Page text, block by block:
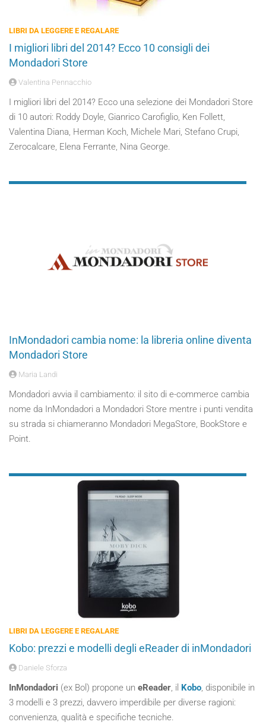
LIBRI DA LEGGERE E REGALARE
I migliori libri del 2014? Ecco 10 consigli dei
Mondadori Store
Valentina Pennacchio
I migliori libri del 2014? Ecco una selezione dei Mondadori Store
di 10 autori: Roddy Doyle, Gianrico Carofiglio, Ken Follett,
Valentina Diana, Herman Koch, Michele Mari, Stefano Crupi,
Zerocalcare, Elena Ferrante, Nina George.
InMondadori cambia nome: la libreria online diventa
Mondadori Store
Maria Landi
Mondadori avvia il cambiamento: il sito di e-commerce cambia
nome da InMondadori a Mondadori Store mentre i punti vendita
su strada si chiameranno Mondadori MegaStore, BookStore e
Point.
LIBRI DA LEGGERE E REGALARE
Kobo: prezzi e modelli degli eReader di inMondadori
Daniele Sforza
InMondadori (ex Bol) propone un eReader, il Kobo, disponibile in
3 modelli e 3 prezzi, davvero imperdibile per diverse ragioni:
convenienza, qualità e specifiche tecniche.